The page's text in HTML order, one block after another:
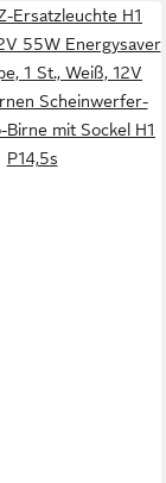
Ersatzleuchte H1
55W Energysaver
1 St., Weiß, 12V
Scheinwerfer-
Birne mit Sockel H1
P14,5s